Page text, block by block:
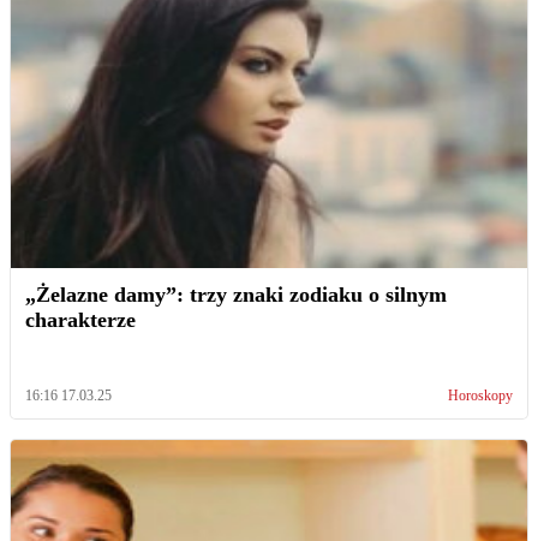
„Żelazne damy”: trzy znaki zodiaku o silnym
charakterze
16:16 17.03.25 Horoskopy